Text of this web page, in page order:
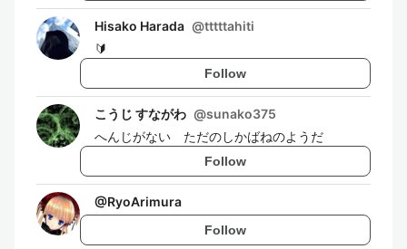
Hisako Harada @tttttahiti
🔰
Follow
こうじ すながわ @sunako375
へんじがない ただのしかばねのようだ
Follow
@RyoArimura
Follow